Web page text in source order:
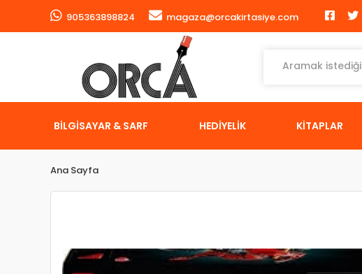
905363898824 magaza@orcakirtasiye.com
BİLGİSAYAR & SARF HEDİYELİK KİTAPLAR
Ana Sayfa